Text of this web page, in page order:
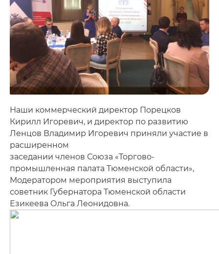
Наши коммерческий директор Порецков
Кирилл Игоревич, и директор по развитию
Ленцов Владимир Игоревич приняли участие в
расширенном
заседании членов Союза «Торгово-
промышленная палата Тюменской области»,
Модератором мероприятия выступила
советник Губернатора Тюменской области
Езикеева Ольга Леонидовна.